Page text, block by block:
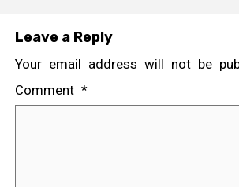
Leave a Reply
Your email address will not be
Comment *